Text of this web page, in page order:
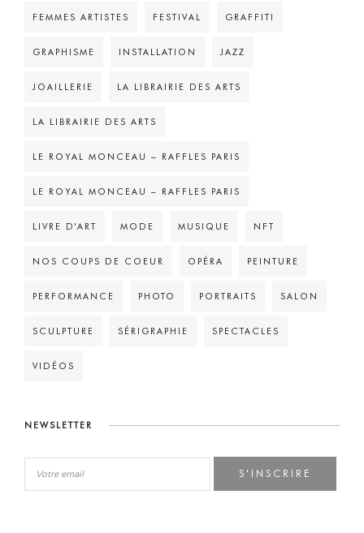
FEMMES ARTISTES FESTIVAL GRAFFITI
GRAPHISME INSTALLATION JAZZ
JOAILLERIE LA LIBRAIRIE DES ARTS
LA LIBRAIRIE DES ARTS
LE ROYAL MONCEAU – RAFFLES PARIS
LE ROYAL MONCEAU – RAFFLES PARIS
LIVRE D'ART MODE MUSIQUE NFT
NOS COUPS DE COEUR OPÉRA PEINTURE
PERFORMANCE PHOTO PORTRAITS SALON
SCULPTURE SÉRIGRAPHIE SPECTACLES
VIDÉOS
NEWSLETTER
S'INSCRIRE